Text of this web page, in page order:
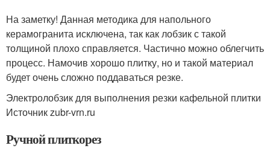
На заметку! Данная методика для напольного
керамогранита исключена, так как лобзик с такой
толщиной плохо справляется. Частично можно облегчить
процесс. Намочив хорошо плитку, но и такой материал
будет очень сложно поддаваться резке.
Электролобзик для выполнения резки кафельной плитки
Источник zubr-vrn.ru
Ручной плиткорез